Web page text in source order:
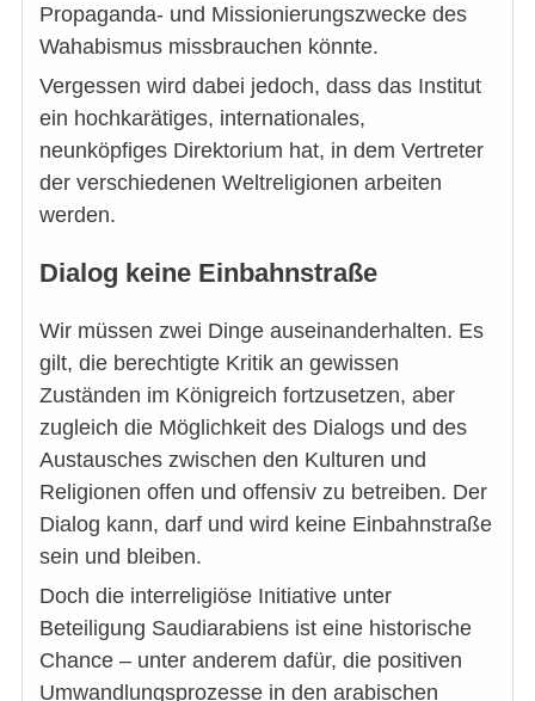
Propaganda- und Missionierungszwecke des
Wahabismus missbrauchen könnte.
Vergessen wird dabei jedoch, dass das Institut
ein hochkarätiges, internationales,
neunköpfiges Direktorium hat, in dem Vertreter
der verschiedenen Weltreligionen arbeiten
werden.
Dialog keine Einbahnstraße
Wir müssen zwei Dinge auseinanderhalten. Es
gilt, die berechtigte Kritik an gewissen
Zuständen im Königreich fortzusetzen, aber
zugleich die Möglichkeit des Dialogs und des
Austausches zwischen den Kulturen und
Religionen offen und offensiv zu betreiben. Der
Dialog kann, darf und wird keine Einbahnstraße
sein und bleiben.
Doch die interreligiöse Initiative unter
Beteiligung Saudiarabiens ist eine historische
Chance – unter anderem dafür, die positiven
Umwandlungsprozesse in den arabischen